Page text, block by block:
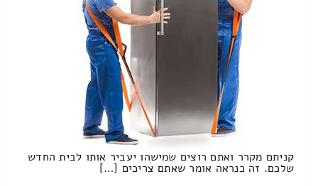
קניתם מקרר ואתם רוצים שמישהו יעביר אותו לבית החדש
שלכם. זה כנראה אומר שאתם צריכים […]